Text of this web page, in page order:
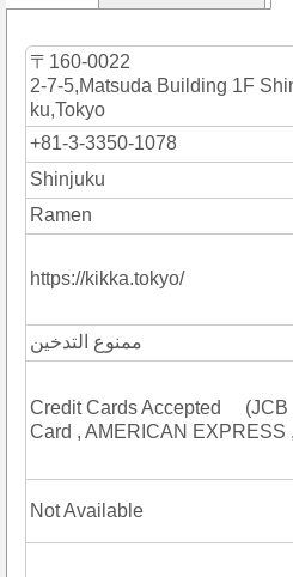
〒160-0022
2-7-5,Matsuda Building 1F
ku,Tokyo
+81-3-3350-1078
Shinjuku
Ramen
https://kikka.tokyo/
ممنوع التدخين
Credit Cards Accepted (JCB
Card , AMERICAN EXPRESS
Not Available